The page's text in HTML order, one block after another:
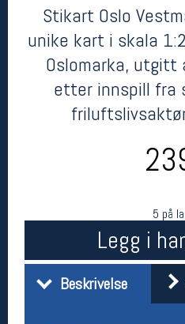
Stikart Oslo
unike kart i skala
Oslomarka, utgitt
etter innspill fra
5 på
Legg i
Beskrivelse
kr
Her finner du oss